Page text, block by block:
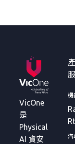
VicOne
是
Physical
AI 資安
機
汽